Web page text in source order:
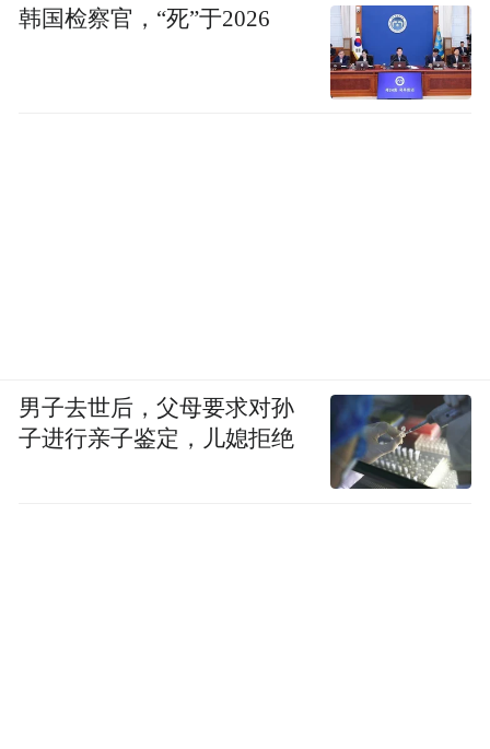
韩国检察官，“死”于2026
男子去世后，父母要求对孙
子进行亲子鉴定，儿媳拒绝